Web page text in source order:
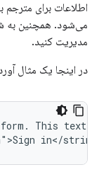
اطلاعات برای مترجم
می‌شود. همچنین به
مدیریت کنید.
در اینجا یک مثال
form. This text
in</